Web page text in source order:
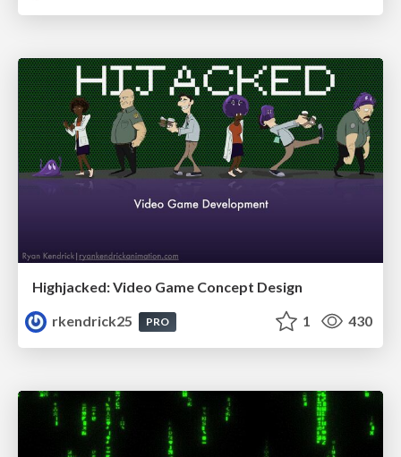
Highjacked: Video Game Concept Design
rkendrick25
PRO 1 430